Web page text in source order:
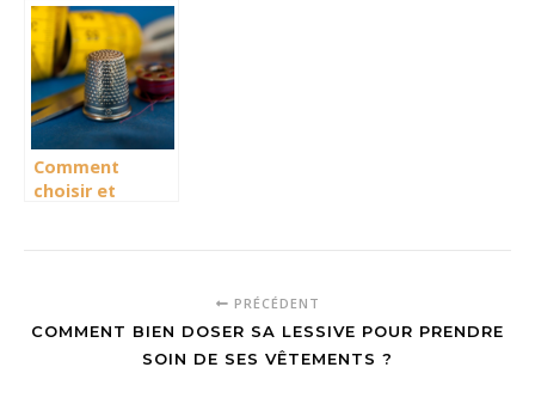
pratique aux
serviettes de
plage
traditionnelles
Comment
choisir et
PRÉCÉDENT
COMMENT BIEN DOSER SA LESSIVE POUR PRENDRE
SOIN DE SES VÊTEMENTS ?